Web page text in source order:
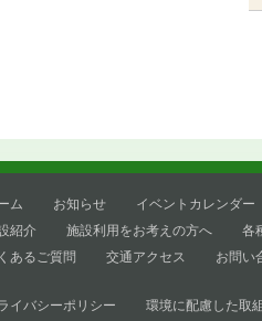
ム お知らせ イベントカレンダー
紹介
施設利用をお考えの方へ 各
あるご質問
交通アクセス お問い
イバシーポリシー 環境に配慮した取